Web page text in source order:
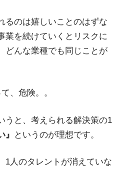
るのは嬉しいことのはずな
業を続けていくとリスクに
どんな業種でも同じことが
、危険。。
うと、考えられる解決策の1
』 というのが理想です。
1人のタレントが消えていな